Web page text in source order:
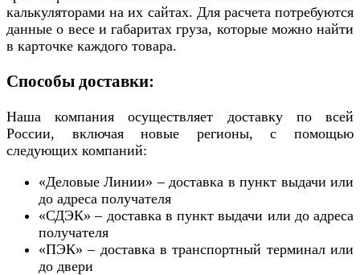
калькуляторами на их сайтах. Для расчета потребуются
данные о весе и габаритах груза, которые можно найти
в карточке каждого товара.
Способы доставки:
Наша компания осуществляет доставку по всей
России, включая новые регионы, с помощью
следующих компаний:
«Деловые Линии» – доставка в пункт выдачи или
до адреса получателя
«СДЭК» – доставка в пункт выдачи или до адреса
получателя
«ПЭК» – доставка в транспортный терминал или
до двери